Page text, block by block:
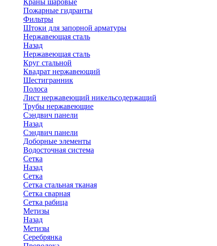
Краны шаровые
Пожарные гидранты
Фильтры
Штоки для запорной арматуры
Нержавеющая сталь
Назад
Нержавеющая сталь
Круг стальной
Квадрат нержавеющий
Шестигранник
Полоса
Лист нержавеющий никельсодержащий
Трубы нержавеющие
Сэндвич панели
Назад
Сэндвич панели
Доборные элементы
Водосточная система
Сетка
Назад
Сетка
Сетка стальная тканая
Сетка сварная
Сетка рабица
Метизы
Назад
Метизы
Серебрянка